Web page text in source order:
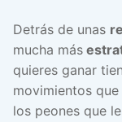
Detrás de unas
mucha más
quieres ganar
movimientos
los peones que